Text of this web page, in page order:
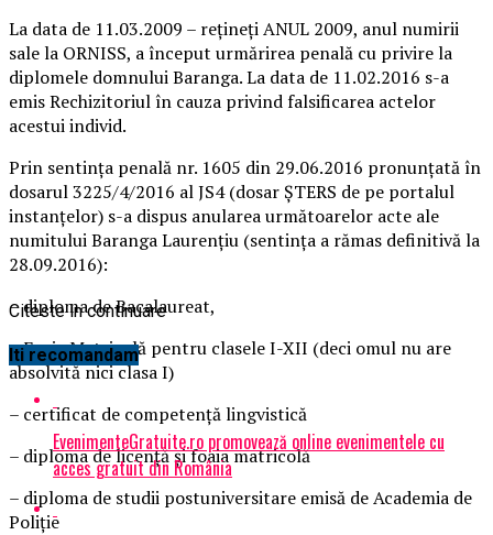
La data de 11.03.2009 – rețineți ANUL 2009, anul numirii
sale la ORNISS, a început urmărirea penală cu privire la
diplomele domnului Baranga. La data de 11.02.2016 s-a
emis Rechizitoriul în cauza privind falsificarea actelor
acestui individ.
Prin sentința penală nr. 1605 din 29.06.2016 pronunțată în
dosarul 3225/4/2016 al JS4 (dosar ȘTERS de pe portalul
instanțelor) s-a dispus anularea următoarelor acte ale
numitului Baranga Laurențiu (sentința a rămas definitivă la
28.09.2016):
– diploma de Bacalaureat,
– Foaia Matricolă pentru clasele I-XII (deci omul nu are
absolvită nici clasa I)
– certificat de competență lingvistică
– diploma de licență și foaia matricolă
– diploma de studii postuniversitare emisă de Academia de
Poliție
Citeste in continuare
Iti recomandam
EvenimenteGratuite.ro promovează online evenimentele cu
acces gratuit din România